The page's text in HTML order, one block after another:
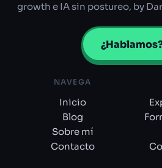
growth e IA sin postureo, by
NAVEGA
Inicio
Blog
Sobre mí
Contacto